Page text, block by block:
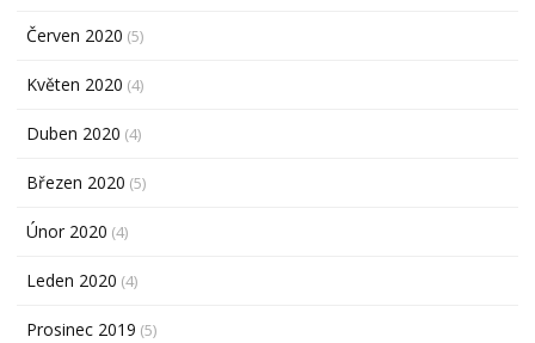
Červen 2020 (5)
Květen 2020 (4)
Duben 2020 (4)
Březen 2020 (5)
Únor 2020 (4)
Leden 2020 (4)
Prosinec 2019 (5)